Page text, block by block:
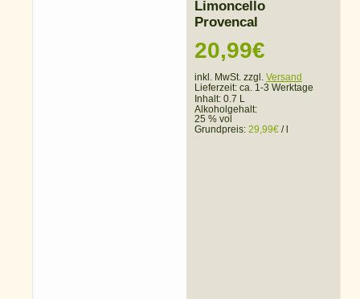
Limoncello
Provencal
20,99€
inkl. MwSt. zzgl. Versand
Lieferzeit: ca. 1-3 Werktage
Inhalt: 0.7 L
Alkoholgehalt:
25 % vol
Grundpreis: 29,99€ /